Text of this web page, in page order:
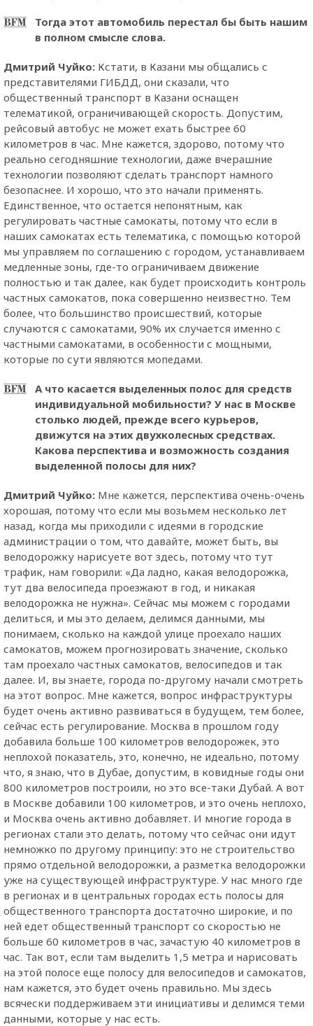
Тогда этот автомобиль перестал бы быть нашим
в полном смысле слова.
Дмитрий Чуйко: Кстати, в Казани мы общались с
представителями ГИБДД, они сказали, что
общественный транспорт в Казани оснащен
телематикой, ограничивающей скорость. Допустим,
рейсовый автобус не может ехать быстрее 60
километров в час. Мне кажется, здорово, потому что
реально сегодняшние технологии, даже вчерашние
технологии позволяют сделать транспорт намного
безопаснее. И хорошо, что это начали применять.
Единственное, что остается непонятным, как
регулировать частные самокаты, потому что если в
наших самокатах есть телематика, с помощью которой
мы управляем по соглашению с городом, устанавливаем
медленные зоны, где-то ограничиваем движение
полностью и так далее, как будет происходить контроль
частных самокатов, пока совершенно неизвестно. Тем
более, что большинство происшествий, которые
случаются с самокатами, 90% их случается именно с
частными самокатами, в особенности с мощными,
которые по сути являются мопедами.
А что касается выделенных полос для средств
индивидуальной мобильности? У нас в Москве
столько людей, прежде всего курьеров,
движутся на этих двухколесных средствах.
Какова перспектива и возможность создания
выделенной полосы для них?
Дмитрий Чуйко: Мне кажется, перспектива очень-очень
хорошая, потому что если мы возьмем несколько лет
назад, когда мы приходили с идеями в городские
администрации о том, что давайте, может быть, вы
велодорожку нарисуете вот здесь, потому что тут
трафик, нам говорили: «Да ладно, какая велодорожка,
тут два велосипеда проезжают в год, и никакая
велодорожка не нужна». Сейчас мы можем с городами
делиться, и мы это делаем, делимся данными, мы
понимаем, сколько на каждой улице проехало наших
самокатов, можем прогнозировать значение, сколько
там проехало частных самокатов, велосипедов и так
далее. И, вы знаете, города по-другому начали смотреть
на этот вопрос. Мне кажется, вопрос инфраструктуры
будет очень активно развиваться в будущем, тем более,
сейчас есть регулирование. Москва в прошлом году
добавила больше 100 километров велодорожек, это
неплохой показатель, это, конечно, не идеально, потому
что, я знаю, что в Дубае, допустим, в ковидные годы они
800 километров построили, но это все-таки Дубай. А вот
в Москве добавили 100 километров, и это очень неплохо,
и Москва очень активно добавляет. И многие города в
регионах стали это делать, потому что сейчас они идут
немножко по другому принципу: это не строительство
прямо отдельной велодорожки, а разметка велодорожки
уже на существующей инфраструктуре. У нас много где
в регионах и в центральных городах есть полосы для
общественного транспорта достаточно широкие, и по
ней едет общественный транспорт со скоростью не
больше 60 километров в час, зачастую 40 километров в
час. Так вот, если там выделить 1,5 метра и нарисовать
на этой полосе еще полосу для велосипедов и самокатов,
нам кажется, это будет очень правильно. Мы здесь
всячески поддерживаем эти инициативы и делимся теми
данными, которые у нас есть.